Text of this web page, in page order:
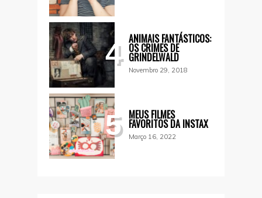
4 ANIMAIS FANTÁSTICOS:
OS CRIMES DE
GRINDELWALD
Novembro 29, 2018
5 MEUS FILMES
FAVORITOS DA INSTAX
Março 16, 2022